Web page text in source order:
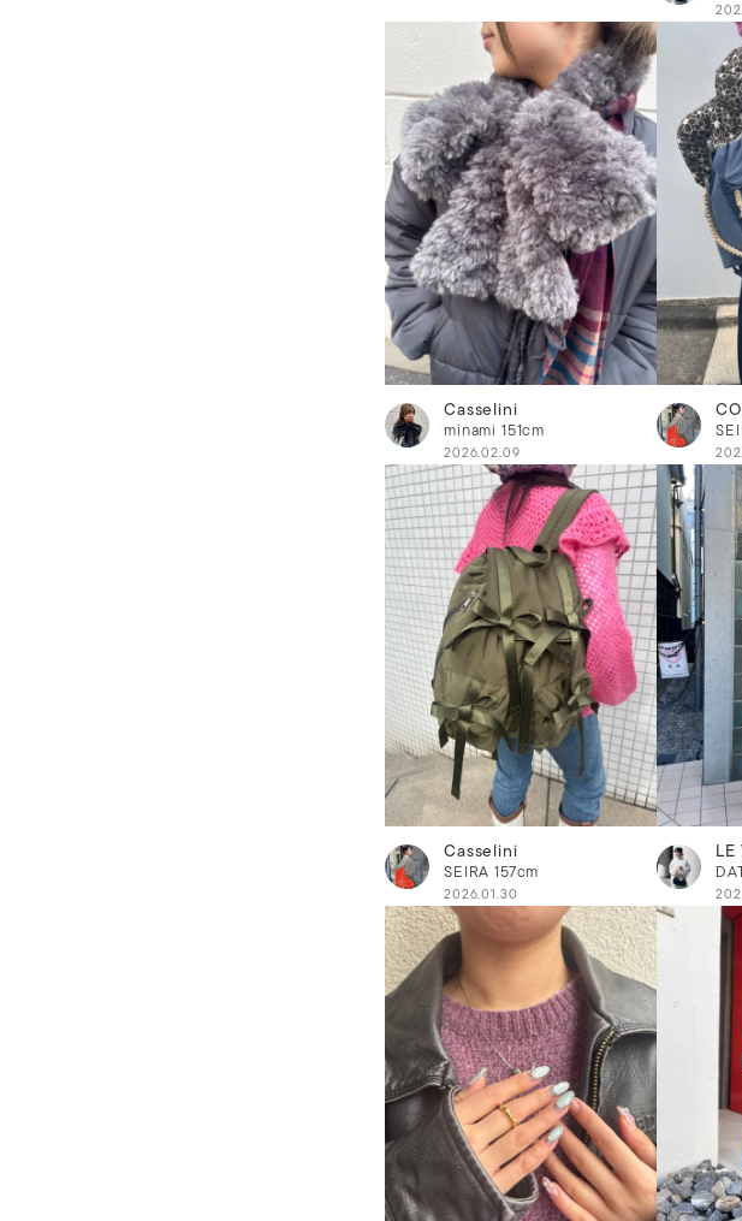
Casselini
minami 151cm
2026.02.09
Casselini
SEIRA157cm
2026.01.30
LE